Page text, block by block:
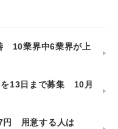
10業界中6業界が上
を13日まで募集 10月
円 用意する人は